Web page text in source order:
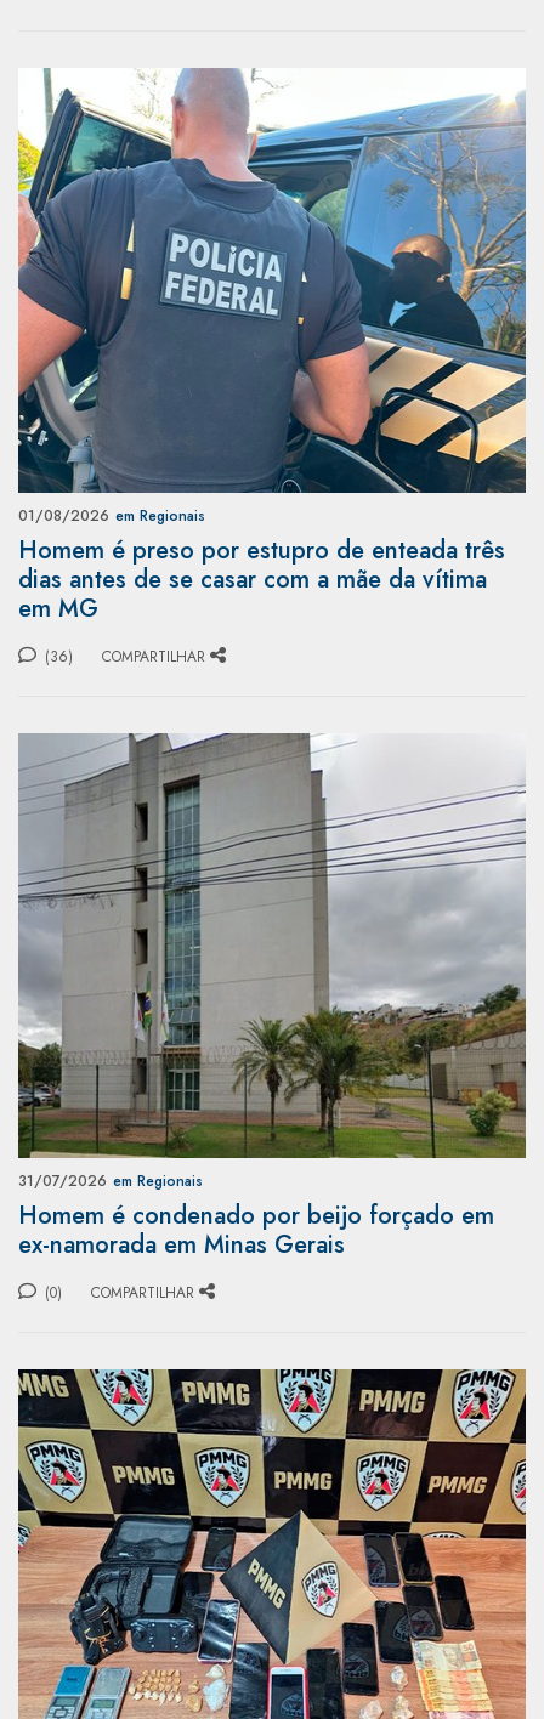
01/08/2026 em Regionais
Homem é preso por estupro de enteada três
dias antes de se casar com a mãe da vítima
em MG
(36) COMPARTILHAR
31/07/2026 em Regionais
Homem é condenado por beijo forçado em
ex-namorada em Minas Gerais
(0) COMPARTILHAR